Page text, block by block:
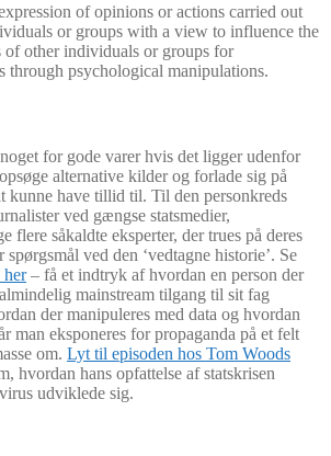
of opinions or actions carried out
or groups with a view to influence the
of other individuals or groups for
through psychological manipulations.
for gode varer hvis det ligger udenfor
alternative kilder og forlade sig på
kunne have tillid til. Til den personkreds
ved gængse statsmedier,
flere såkaldte eksperter, der trues på deres
ved den ‘vedtagne historie’. Se
her– få et indtryk af hvordan en person der
mainstream tilgang til sit fag
der manipuleres med data og hvordan
man eksponeres for propaganda på et felt
om. Lyt til episoden hos Tom Woods
hvordan hans opfattelse af statskrisen
udviklede sig.